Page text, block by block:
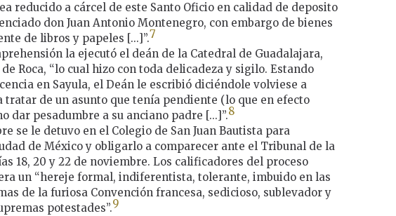
reducido a cárcel de este Santo Oficio en calidad de deposito
don Juan Antonio Montenegro, con embargo de bienes
de libros y papeles [...]”.7
la ejecutó el deán de la Catedral de Guadalajara,
Roca, “lo cual hizo con toda delicadeza y sigilo. Estando
en Sayula, el Deán le escribió diciéndole volviese a
tratar de un asunto que tenía pendiente (lo que en efecto
dar pesadumbre a su anciano padre [...]”.8
se le detuvo en el Colegio de San Juan Bautista para
de México y obligarlo a comparecer ante el Tribunal de la
18, 20 y 22 de noviembre. Los calificadores del proceso
un “hereje formal, indiferentista, tolerante, imbuido en las
de la furiosa Convención francesa, sedicioso, sublevador y
potestades”.9